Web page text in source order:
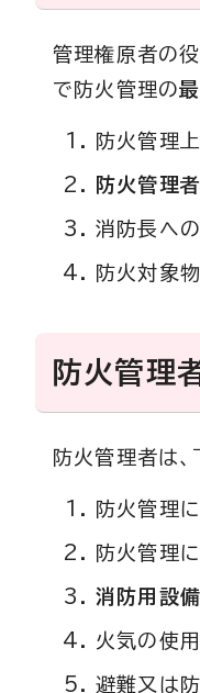
管理権原者の
で防火管理の
防火管理
防火管理
消防長への
防火対象
防火管理
防火管理者は
防火管理
防火管理
消防用設
火気の使
避難又は